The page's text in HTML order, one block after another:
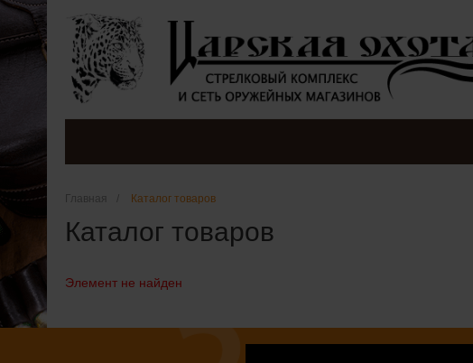
Главная Каталог товаров
Каталог товаров
Элемент не найден